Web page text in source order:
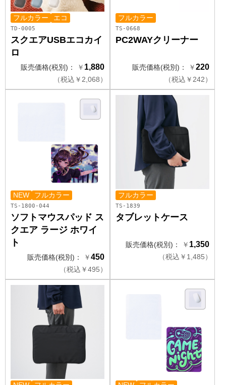
フルカラー エコ
TD-0005
スクエアUSBエコカイ
ロ
販売価格(税別)： ￥ 1,880
（税込 ￥2,068）
フルカラー
TS-0668
PC2WAYクリーナー
販売価格(税別)： ￥220
（税込 ￥242）
NEW フルカラー
TS-1800-044
ソフトマウスパッド ス
クエア ラージ ホワイ
ト
販売価格(税別)： ￥450
（税込 ￥495）
フルカラー
TS-1839
タブレットケース
販売価格(税別)： ￥ 1,350
（税込 ￥ 1,485）